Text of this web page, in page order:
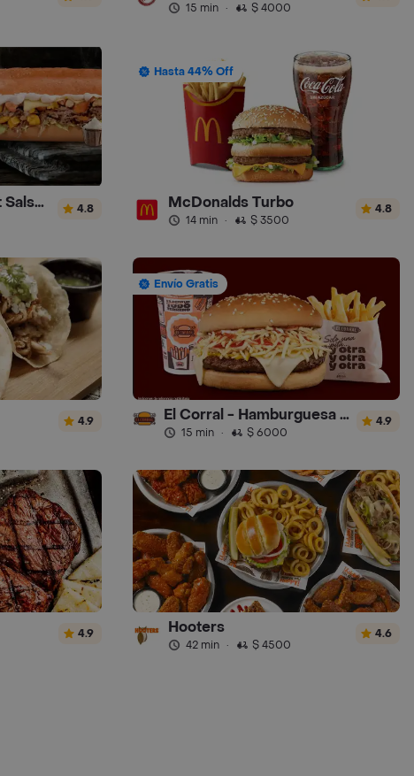
15 min · $ 4000
Sandwich Gourmet Salsa de Ajo 4.8
Hasta 44% Off
McDonalds Turbo
14 min · $ 3500
4.8
4.9
Envío Gratis
El Corral - Hamburguesa - Turbo
15 min · $ 6000
4.9
4.9 Hooters
42 min · $ 4500
4.6